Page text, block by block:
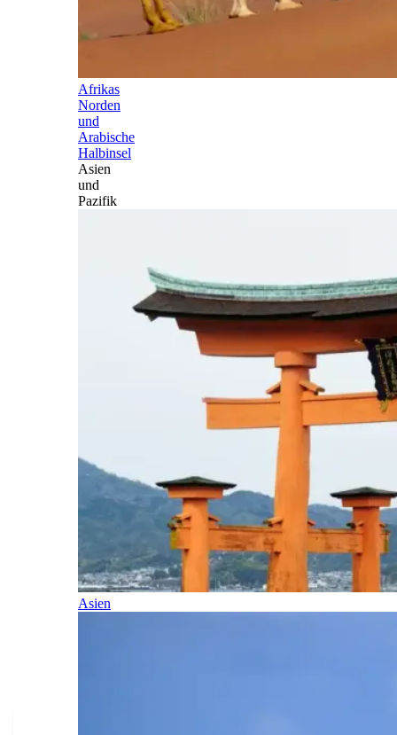
Afrikas
Norden
und
Arabische
Halbinsel
Asien
und
Pazifik
Asien